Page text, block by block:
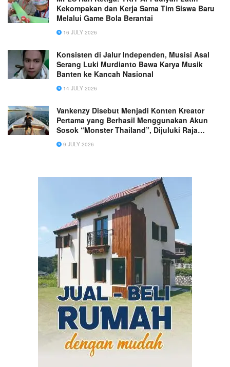
Kekompakan dan Kerja Sama Tim Siswa Baru
Melalui Game Bola Berantai
16 JULY 2026
Konsisten di Jalur Independen, Musisi Asal
Serang Luki Murdianto Bawa Karya Musik
Banten ke Kancah Nasional
14 JULY 2026
Vankenzy Disebut Menjadi Konten Kreator
Pertama yang Berhasil Menggunakan Akun
Sosok “Monster Thailand”, Dijuluki Raja
Pepeng Dunia
9 JULY 2026